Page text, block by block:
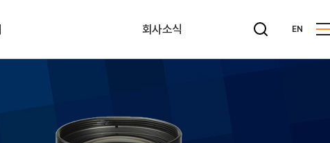
회사소식
사내게시판
EN